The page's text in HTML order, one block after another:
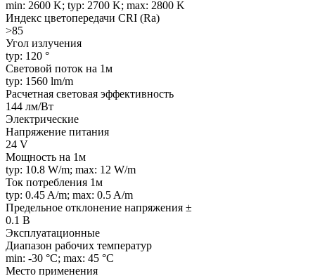
min: 2600 K; typ: 2700 K; max: 2800 K
Индекс цветопередачи CRI (Ra)
>85
Угол излучения
typ: 120 °
Световой поток на 1м
typ: 1560 lm/m
Расчетная световая эффективность
144 лм/Вт
Электрические
Напряжение питания
24 V
Мощность на 1м
typ: 10.8 W/m; max: 12 W/m
Ток потребления 1м
typ: 0.45 A/m; max: 0.5 A/m
Предельное отклонение напряжения ±
0.1 В
Эксплуатационные
Диапазон рабочих температур
min: -30 °C; max: 45 °C
Место применения